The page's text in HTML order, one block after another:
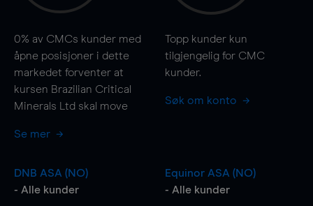
0% av CMCs kunder med
åpne posisjoner i dette
markedet forventer at
kursen Brazilian Critical
Minerals Ltd skal move
Se mer
Topp kunder kun
tilgjengelig for CMC
kunder.
Søk om konto
DNB ASA (NO)
- Alle kunder
Equinor ASA (NO)
- Alle kunder